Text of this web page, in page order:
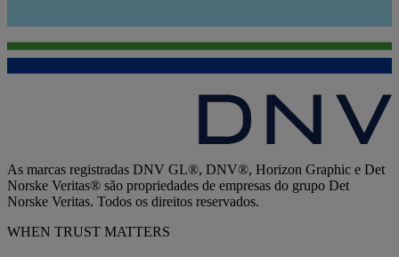
As marcas registradas DNV GL®, DNV®, Horizon Graphic e Det
Norske Veritas® são propriedades de empresas do grupo Det
Norske Veritas. Todos os direitos reservados.
WHEN TRUST MATTERS